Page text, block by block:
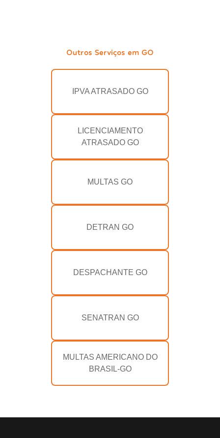
Outros Serviços em GO
IPVA ATRASADO GO
LICENCIAMENTO
ATRASADO GO
MULTAS GO
DETRAN GO
DESPACHANTE GO
SENATRAN GO
MULTAS AMERICANO DO
BRASIL-GO